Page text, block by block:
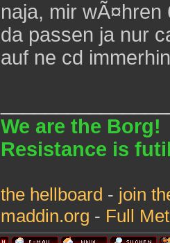
naja, mir
da passen ja nur
auf ne cd
We are the Borg!
Resistance is
the hellboard - join
maddin.org - Full